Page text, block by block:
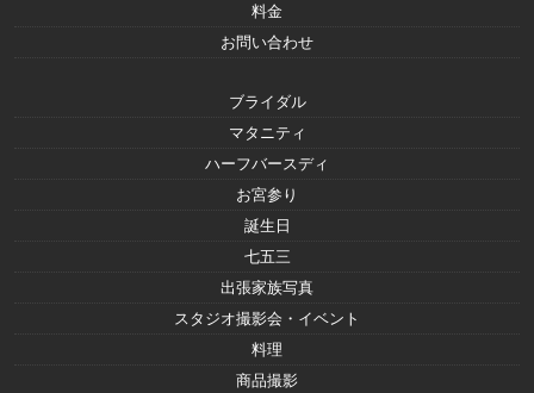
料金
お問い合わせ
ブライダル
マタニティ
ハーフバースディ
お宮参り
誕生日
七五三
出張家族写真
スタジオ撮影会・イベント
料理
商品撮影